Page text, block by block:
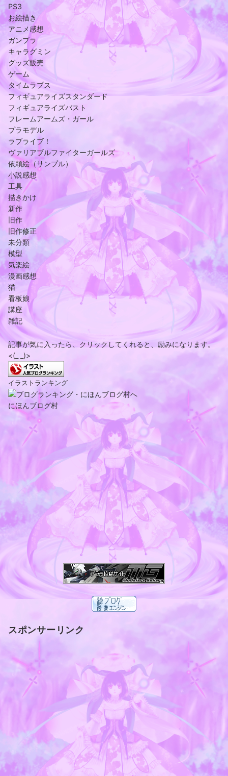
PS3
お絵描き
アニメ感想
ガンプラ
キャラグミン
グッズ販売
ゲーム
タイムラプス
フィギュアライズスタンダード
フィギュアライズバスト
フレームアームズ・ガール
プラモデル
ラブライブ！
ヴァリアブルファイターガールズ
依頼絵（サンプル）
小説感想
工具
描きかけ
新作
旧作
旧作修正
未分類
模型
気楽絵
漫画感想
猫
看板娘
講座
雑記
記事が気に入ったら、クリックしてくれると、励みになります。
<(_ _)>
イラストランキング
にほんブログ村
スポンサーリンク